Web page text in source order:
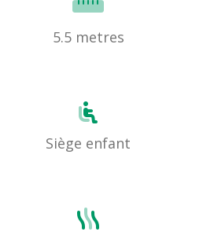
5.5 metres
Siège enfant